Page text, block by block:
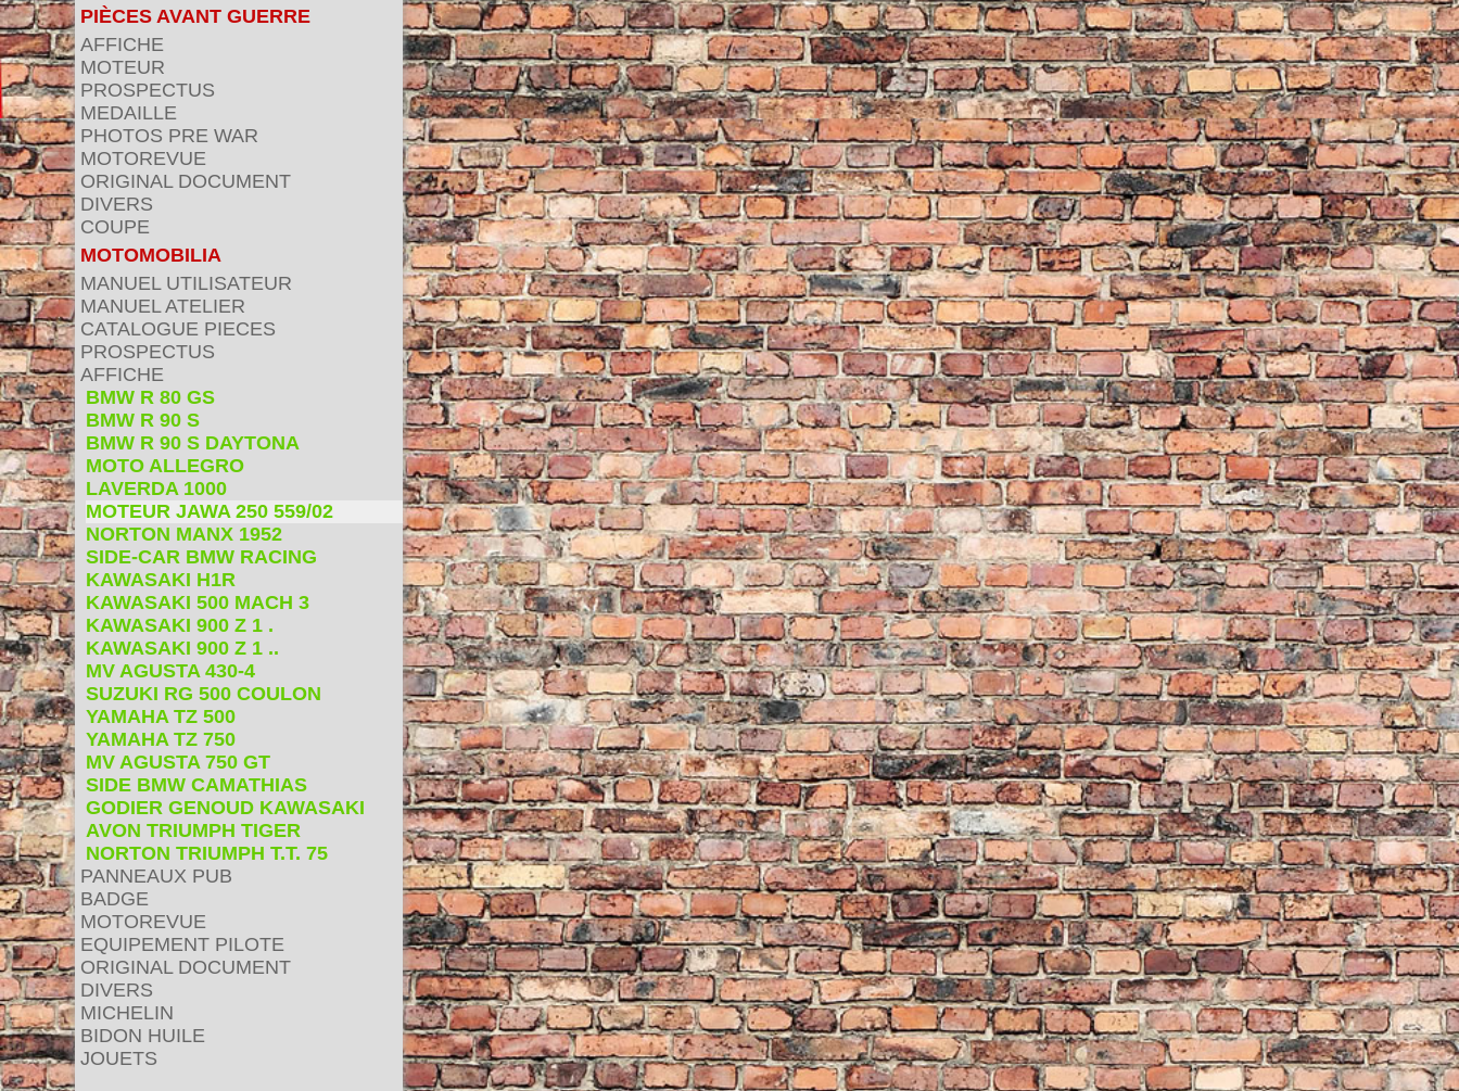
PIÈCES AVANT GUERRE
AFFICHE
MOTEUR
PROSPECTUS
MEDAILLE
PHOTOS PRE WAR
MOTOREVUE
ORIGINAL DOCUMENT
DIVERS
COUPE
MOTOMOBILIA
MANUEL UTILISATEUR
MANUEL ATELIER
CATALOGUE PIECES
PROSPECTUS
AFFICHE
BMW R 80 GS
BMW R 90 S
BMW R 90 S DAYTONA
MOTO ALLEGRO
LAVERDA 1000
MOTEUR JAWA 250 559/02
NORTON MANX 1952
SIDE-CAR BMW RACING
KAWASAKI H1R
KAWASAKI 500 MACH 3
KAWASAKI 900 Z 1 .
KAWASAKI 900 Z 1 ..
MV AGUSTA 430-4
SUZUKI RG 500 COULON
YAMAHA TZ 500
YAMAHA TZ 750
MV AGUSTA 750 GT
SIDE BMW CAMATHIAS
GODIER GENOUD KAWASAKI
AVON TRIUMPH TIGER
NORTON TRIUMPH T.T. 75
PANNEAUX PUB
BADGE
MOTOREVUE
EQUIPEMENT PILOTE
ORIGINAL DOCUMENT
DIVERS
MICHELIN
BIDON HUILE
JOUETS